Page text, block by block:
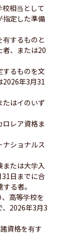
相当として
指定した準備
するものと
者、または20
るものを文
2026年3月31
はイのいず
レア資格ま
ショナルス
たは大学入
日までに合
る者。
高等学校を
、2026年3月3
資格を有す